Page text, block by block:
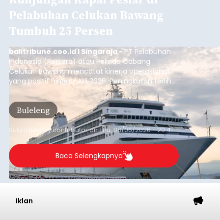
Pelabuhan Celukan Bawang
Tumbuh 25 Persen
balitribune.coo.id I Singaraja -PT Pelabuhan
Indonesia (Persero) atau Pelindo Cabang
Celukan Bawang mencatat kinerja operasional
yang positif hingga Juli 2026. Peningkatan terlihat
dari arus kapal yang mencapai 1,48 juta Gross
Tonnage (GT), atau tumbuh 12,4 persen
dibandingkan periode yang sama tahun lalu
yang tercatat sebesar 1,32 juta GT.
Buleleng
Submitted bycontributoronThu, 08/06/2026 - 20:41
Baca Selengkapnya
Iklan